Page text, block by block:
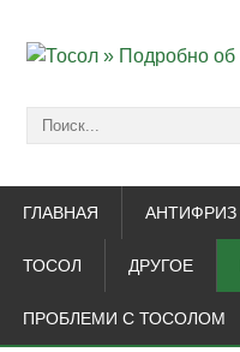
ГЛАВНАЯ АНТИФРИЗ
ТОСОЛ ДРУГОЕ
ПРОБЛЕМИ С ТОСОЛОМ